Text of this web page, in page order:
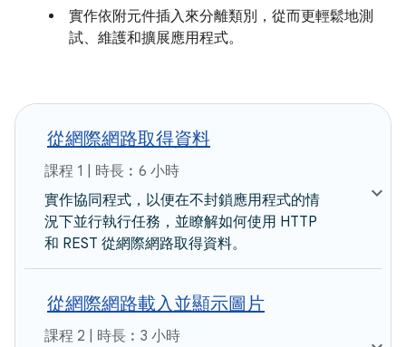
實作依附元件插入來分離類別，從而更輕鬆地測
試、維護和擴展應用程式。
從網際網路取得資料
課程 1 | 時長︰6 小時
實作協同程式，以便在不封鎖應用程式的情
況下並行執行任務，並瞭解如何使用 HTTP
和 REST 從網際網路取得資料。
從網際網路載入並顯示圖片
課程 2 | 時長︰3 小時